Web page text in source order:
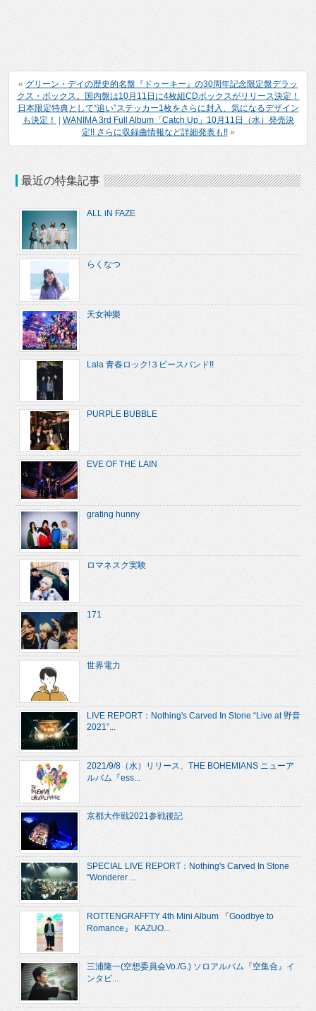
« グリーン・デイの歴史的名盤『ドゥーキー』の30周年記念限定盤デラッ
クス・ボックス。国内盤は10月11日に4枚組CDボックスがリリース決定！
日本限定特典として“追い”ステッカー1枚をさらに封入、気になるデザイン
も決定！
WANIMA 3rd Full Album「Catch Up」10月11日（水）発売決
定!! さらに収録曲情報など詳細発表も!!»
最近の特集記事
ALL iN FAZE
らくなつ
天女神樂
Lala 青春ロック!３ピースバンド!!
PURPLE BUBBLE
EVE OF THE LAIN
grating hunny
ロマネスク実験
171
世界電力
LIVE REPORT：Nothing's Carved In Stone “Live at 野音
2021”...
2021/9/8（水）リリース、THE BOHEMIANS ニューア
ルバム『ess...
京都大作戦2021参戦後記
SPECIAL LIVE REPORT：Nothing's Carved In Stone
“Wonderer ...
ROTTENGRAFFTY 4th Mini Album 『Goodbye to
Romance』 KAZUO...
三浦隆一(空想委員会Vo./G.) ソロアルバム『空集合』イ
ンタビ...